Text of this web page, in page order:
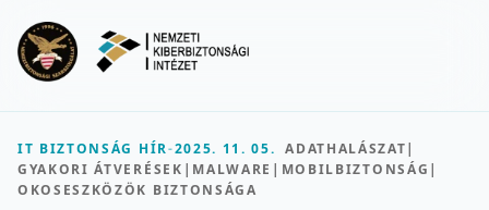
IT BIZTONSÁG HÍR-2025. 11. 05. ADATHALÁSZAT|
GYAKORI ÁTVERÉSEK | MALWARE | MOBILBIZTONSÁG |
OKOSESZKÖZÖK BIZTONSÁGA